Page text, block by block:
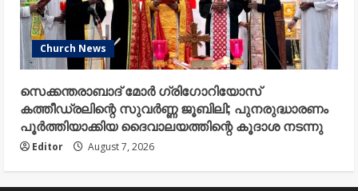
Church News
സെക്കന്തരാബാദ് മോർ ഗ്രിഗോറിയോസ്
കത്തീഡ്രലിന്റെ സുവർണ്ണ ജൂബിലി; പുനരുദ്ധാരണം
പൂർത്തിയാക്കിയ ദൈവാലയത്തിന്റെ കൂദാശ നടന്നു
Editor August 7, 2026